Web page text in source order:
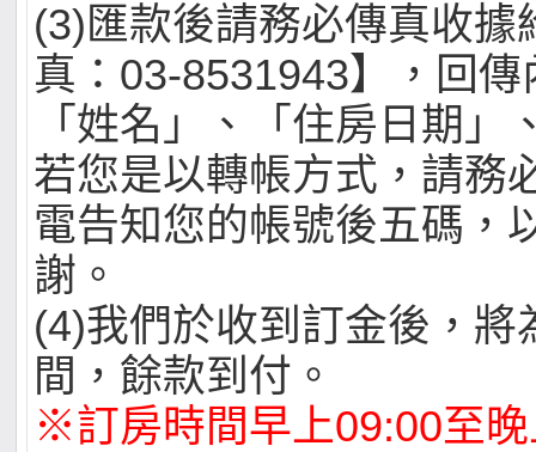
(3)匯款後請務必傳真收據
真：03-8531943】，回
「姓名」、「住房日期」
若您是以轉帳方式，請務
電告知您的帳號後五碼，
謝。
(4)我們於收到訂金後，將
間，餘款到付。
※訂房時間早上09:00至